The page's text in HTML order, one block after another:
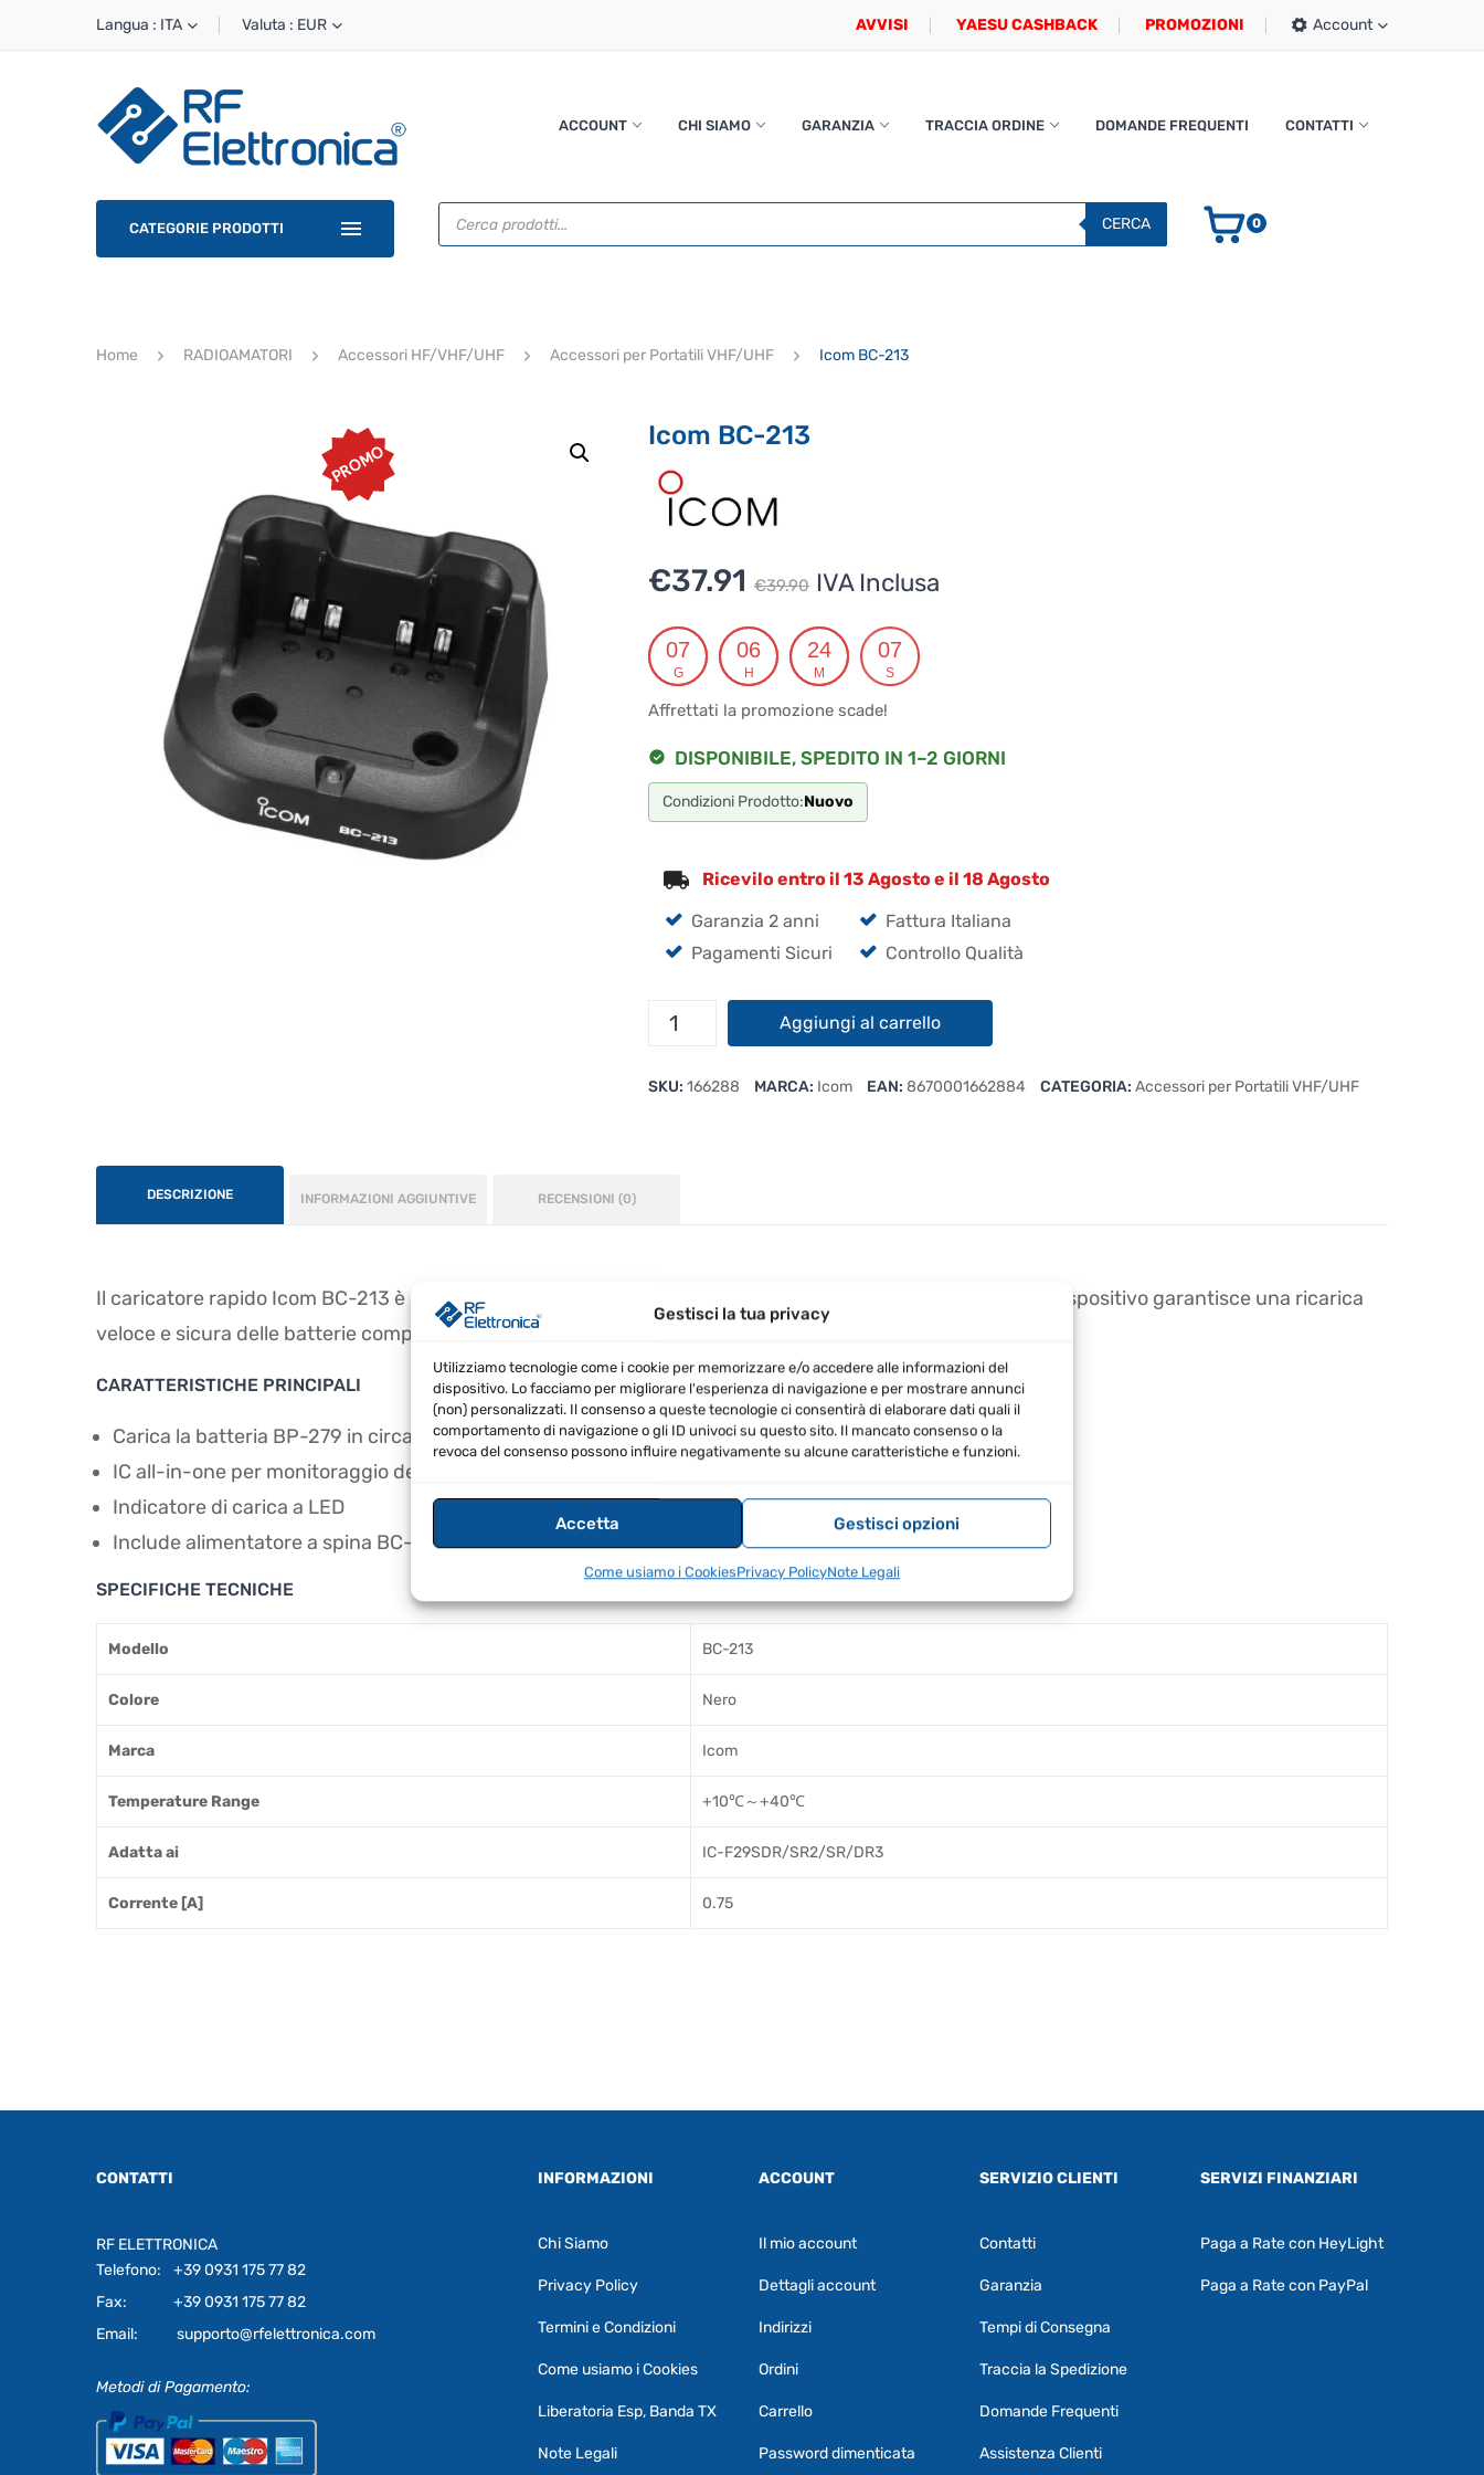
Gestisci la tua privacy
Utilizziamo tecnologie come i cookie per memorizzare e/o accedere alle informazioni del
dispositivo. Lo facciamo per migliorare l'esperienza di navigazione e per mostrare annunci
(non) personalizzati. Il consenso a queste tecnologie ci consentirà di elaborare dati quali il
comportamento di navigazione o gli ID univoci su questo sito. Il mancato consenso o la
revoca del consenso possono influire negativamente su alcune caratteristiche e funzioni.
Accetta Gestisci opzioni
Come usiamo i CookiesPrivacy PolicyNote Legali
Langua : ITA Valuta : EUR AVVISI YAESU CASHBACK PROMOZIONI Account
ACCOUNT CHI SIAMO GARANZIA TRACCIA ORDINE DOMANDE FREQUENTI CONTATTI
CATEGORIE PRODOTTI
Ricerca
prodotti
CERCA 0
Home RADIOAMATORI Accessori HF/VHF/UHF Accessori per Portatili VHF/UHF Icom BC-213
PROMO
Icom BC-213
€39.90 Il
originale
era:
€39.90.
€37.91
Il
attuale
è:
€37.91.
IVA Inclusa
07
G
06
H
24
M
06
S
Affrettati la promozione scade!
DISPONIBILE, SPEDITO IN 1–2 GIORNI
Condizioni Prodotto:Nuovo
Ricevilo entro il 13 Agosto e il 18 Agosto
Garanzia 2 anni
Fattura Italiana
Pagamenti Sicuri
Controllo Qualità
Icom
quantità
Aggiungi al carrello
SKU: 166288 MARCA: Icom EAN: 8670001662884 CATEGORIA: Accessori per Portatili VHF/UHF
DESCRIZIONE INFORMAZIONI AGGIUNTIVE RECENSIONI (0)
Il caricatore rapido Icom BC-213 è progettato per le radio portatili Icom IC-F29SDR e IC-F29SR2. Questo dispositivo garantisce una ricarica
veloce e sicura delle batterie compatibili.
CARATTERISTICHE PRINCIPALI
Carica la batteria BP-279 in circa 2,5 ore
IC all-in-one per monitoraggio della tensione e temperatura di carica
Indicatore di carica a LED
Include alimentatore a spina BC-123SE con spina UE
SPECIFICHE TECNICHE
Modello BC-213
Colore Nero
Marca Icom
Temperature Range +10℃～+40℃
Adatta ai IC-F29SDR/SR2/SR/DR3
Corrente [A] 0.75
CONTATTI
RF ELETTRONICA
Telefono:
+39 0931 175 77 82
Fax:
+39 0931 175 77 82
Email:
supporto@rfelettronica.com
Metodi di Pagamento:
INFORMAZIONI
Chi Siamo
Privacy Policy
Termini e Condizioni
Come usiamo i Cookies
Liberatoria Esp, Banda TX
Note Legali
ACCOUNT
Il mio account
Dettagli account
Indirizzi
Ordini
Carrello
Password dimenticata
SERVIZIO CLIENTI
Contatti
Garanzia
Tempi di Consegna
Traccia la Spedizione
Domande Frequenti
Assistenza Clienti
SERVIZI FINANZIARI
Paga a Rate con HeyLight
Paga a Rate con PayPal
RF Assist
Puoi chiedermi informazioni generali o
specifiche su certi prodotti.
prodotto